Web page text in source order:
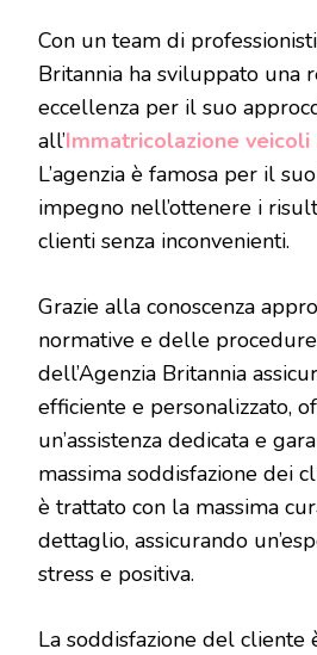
Con un team di
Britannia ha sviluppato una
eccellenza per il suo
all’Immatricolazione veicoli
L’agenzia è famosa per il
impegno nell’ottenere i
clienti senza inconvenienti.
Grazie alla conoscenza
normative e delle
dell’Agenzia Britannia
efficiente e personalizzato,
un’assistenza dedicata e
massima soddisfazione dei
è trattato con la massima
dettaglio, assicurando
stress e positiva.
La soddisfazione del cliente